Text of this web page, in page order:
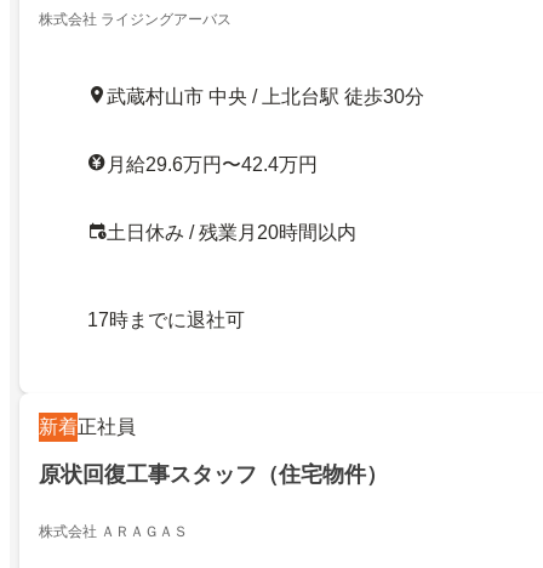
株式会社 ライジングアーバス
武蔵村山市 中央 / 上北台駅 徒歩30分
月給29.6万円〜42.4万円
土日休み / 残業月20時間以内
17時までに退社可
新着正社員
原状回復工事スタッフ（住宅物件）
株式会社 ＡＲＡＧＡＳ